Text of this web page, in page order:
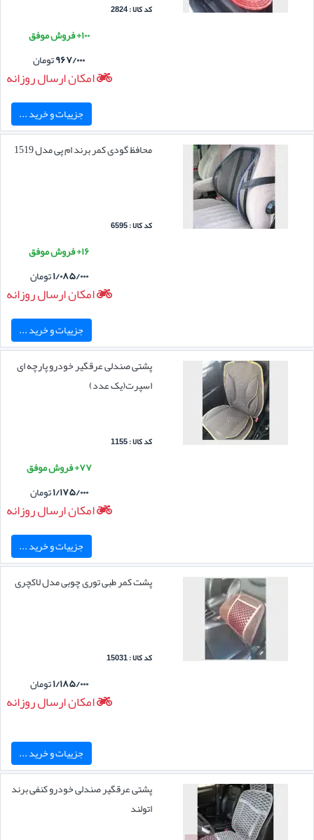
کد کالا : 2824
۱۰۰+ فروش موفق
۹۶۷/۰۰۰تومان
امکان ارسال روزانه
جزییات و خرید ...
محافظ گودی کمر برند ام پی مدل 1519
کد کالا : 6595
۱۶+ فروش موفق
۱/۰۸۵/۰۰۰تومان
امکان ارسال روزانه
جزییات و خرید ...
پشتی صندلی عرقگیر خودرو پارچه ای
اسپرت(یک عدد)
کد کالا : 1155
۷۷+ فروش موفق
۱/۱۷۵/۰۰۰تومان
امکان ارسال روزانه
جزییات و خرید ...
پشت کمر طبی توری چوبی مدل لاکچری
کد کالا : 15031
۱/۱۸۵/۰۰۰تومان
امکان ارسال روزانه
جزییات و خرید ...
پشتی عرقگیر صندلی خودرو کنفی برند
اتولند